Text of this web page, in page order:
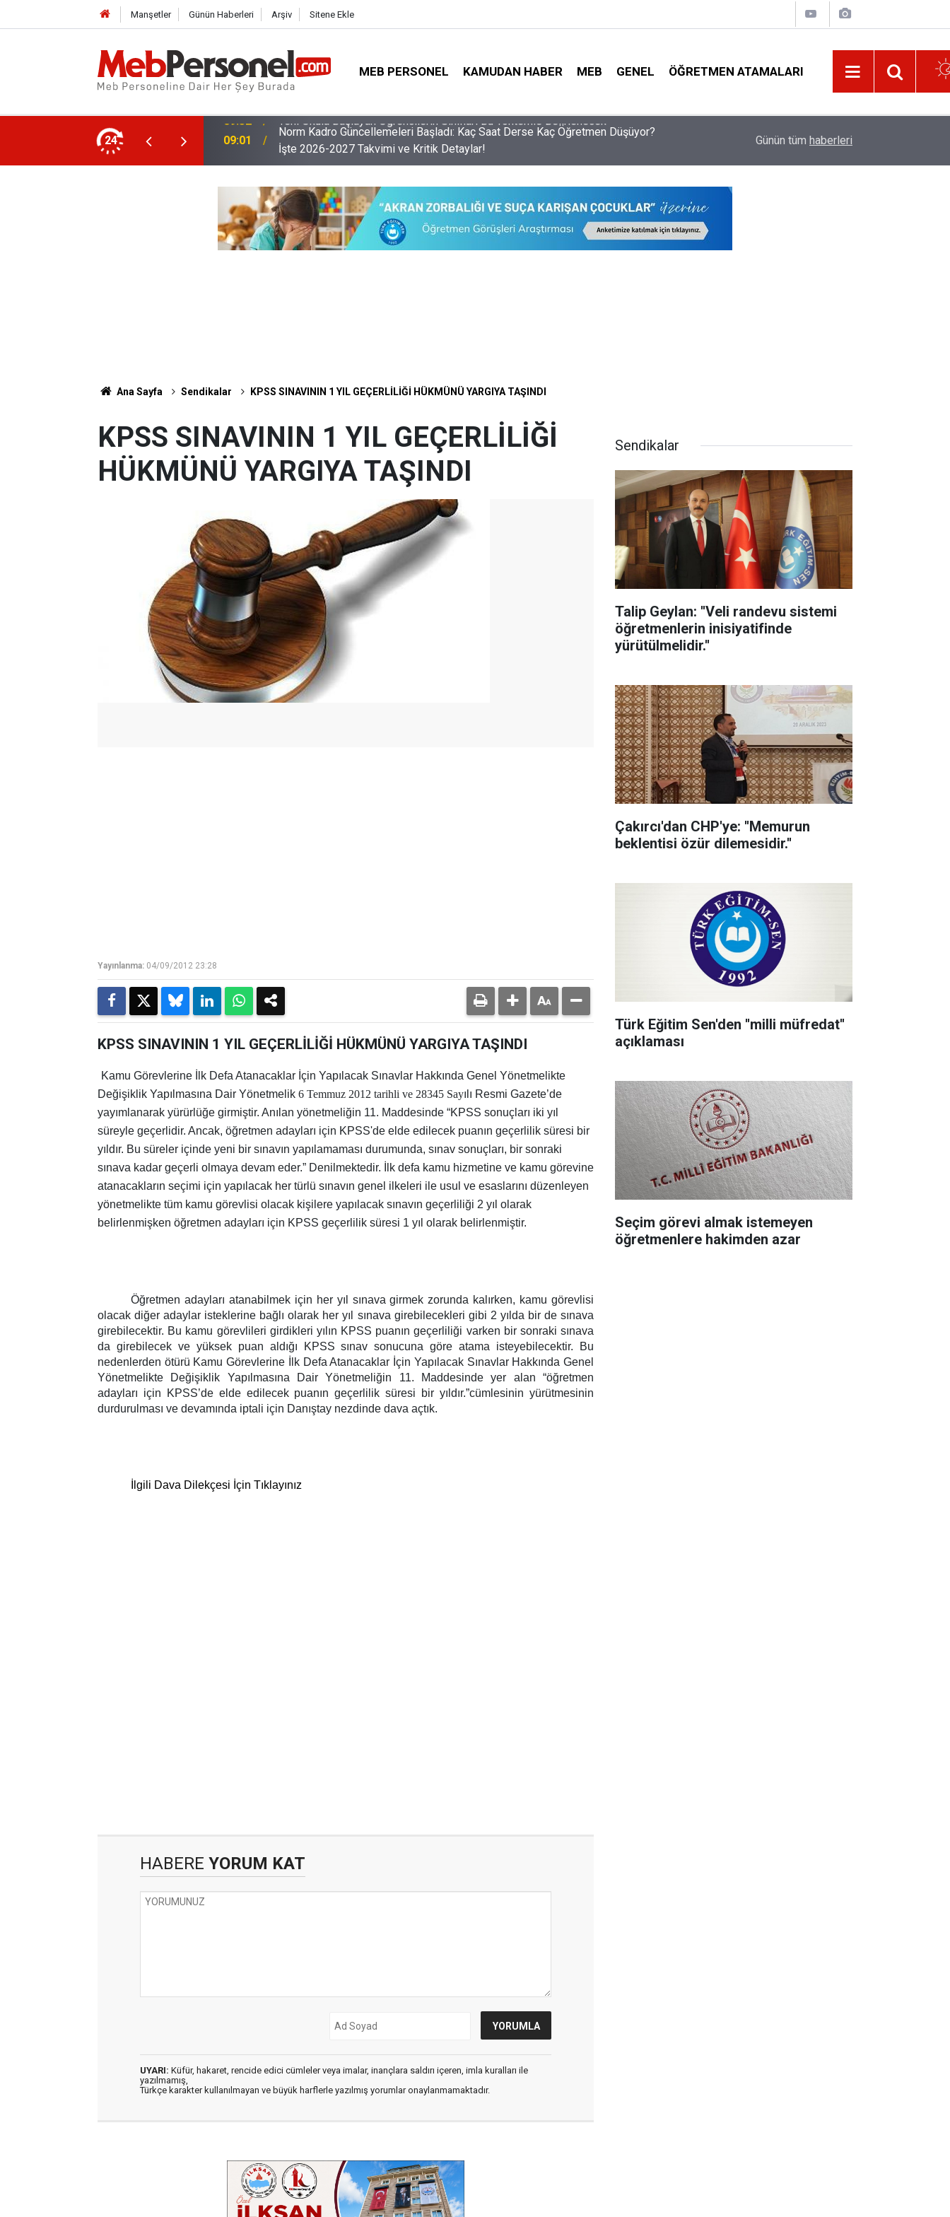
Manşetler Günün Haberleri Arşiv Sitene Ekle
MEB PERSONEL KAMUDAN HABER MEB GENEL ÖĞRETMEN ATAMALARI
24
Bu Yöntemle Belirlenecek 09:01
Norm Kadro Güncellemeleri Başladı: Kaç Saat Derse Kaç Öğretmen Düşüyor?
İşte 2026-2027 Takvimi ve Kritik Detaylar!
Aranmıyor?
Günün tüm haberleri
Ana Sayfa Sendikalar KPSS SINAVININ 1 YIL GEÇERLİLİĞİ HÜKMÜNÜ YARGIYA TAŞINDI
KPSS SINAVININ 1 YIL GEÇERLİLİĞİ
HÜKMÜNÜ YARGIYA TAŞINDI
Yayınlanma: 04/09/2012 23:28
KPSS SINAVININ 1 YIL GEÇERLİLİĞİ HÜKMÜNÜ YARGIYA TAŞINDI
Kamu Görevlerine İlk Defa Atanacaklar İçin Yapılacak Sınavlar Hakkında Genel Yönetmelikte
Değişiklik Yapılmasına Dair Yönetmelik 6 Temmuz 2012 tarihli ve 28345 Sayılı Resmi Gazete’de
yayımlanarak yürürlüğe girmiştir. Anılan yönetmeliğin 11. Maddesinde “KPSS sonuçları iki yıl
süreyle geçerlidir. Ancak, öğretmen adayları için KPSS'de elde edilecek puanın geçerlilik süresi bir
yıldır. Bu süreler içinde yeni bir sınavın yapılamaması durumunda, sınav sonuçları, bir sonraki
sınava kadar geçerli olmaya devam eder.” Denilmektedir. İlk defa kamu hizmetine ve kamu görevine
atanacakların seçimi için yapılacak her türlü sınavın genel ilkeleri ile usul ve esaslarını düzenleyen
yönetmelikte tüm kamu görevlisi olacak kişilere yapılacak sınavın geçerliliği 2 yıl olarak
belirlenmişken öğretmen adayları için KPSS geçerlilik süresi 1 yıl olarak belirlenmiştir.
Öğretmen adayları atanabilmek için her yıl sınava girmek zorunda kalırken, kamu görevlisi
olacak diğer adaylar isteklerine bağlı olarak her yıl sınava girebilecekleri gibi 2 yılda bir de sınava
girebilecektir. Bu kamu görevlileri girdikleri yılın KPSS puanın geçerliliği varken bir sonraki sınava
da girebilecek ve yüksek puan aldığı KPSS sınav sonucuna göre atama isteyebilecektir. Bu
nedenlerden ötürü Kamu Görevlerine İlk Defa Atanacaklar İçin Yapılacak Sınavlar Hakkında Genel
Yönetmelikte Değişiklik Yapılmasına Dair Yönetmeliğin 11. Maddesinde yer alan “öğretmen
adayları için KPSS’de elde edilecek puanın geçerlilik süresi bir yıldır.”cümlesinin yürütmesinin
durdurulması ve devamında iptali için Danıştay nezdinde dava açtık.
İlgili Dava Dilekçesi İçin Tıklayınız
HABERE YORUM KAT
UYARI: Küfür, hakaret, rencide edici cümleler veya imalar, inançlara saldırı içeren, imla kuralları ile
yazılmamış,
Türkçe karakter kullanılmayan ve büyük harflerle yazılmış yorumlar onaylanmamaktadır.
Sendikalar
Talip Geylan: ''Veli randevu sistemi
öğretmenlerin inisiyatifinde
yürütülmelidir.''
Çakırcı'dan CHP'ye: ''Memurun
beklentisi özür dilemesidir.''
Türk Eğitim Sen'den ''milli müfredat''
açıklaması
Seçim görevi almak istemeyen
öğretmenlere hakimden azar